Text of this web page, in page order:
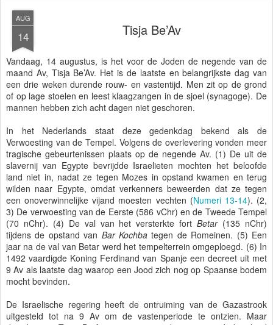
AUG
14 Tisja Be’Av
Vandaag, 14 augustus, is het voor de Joden de negende van de
maand Av, Tisja Be’Av. Het is de laatste en belangrijkste dag van
een drie weken durende rouw- en vastentijd. Men zit op de grond
of op lage stoelen en leest klaagzangen in de sjoel (synagoge). De
mannen hebben zich acht dagen niet geschoren.
In het Nederlands staat deze gedenkdag bekend als de
Verwoesting van de Tempel. Volgens de overlevering vonden meer
tragische gebeurtenissen plaats op de negende Av. (1) De uit de
slavernij van Egypte bevrijdde Israelieten mochten het beloofde
land niet in, nadat ze tegen Mozes in opstand kwamen en terug
wilden naar Egypte, omdat verkenners beweerden dat ze tegen
een onoverwinnelijke vijand moesten vechten (Numeri 13-14). (2,
3) De verwoesting van de Eerste (586 vChr) en de Tweede Tempel
(70 nChr). (4) De val van het versterkte fortBetar(135 nChr)
tijdens de opstand van Bar Kochbategen de Romeinen. (5) Een
jaar na de val van Betar werd het tempelterrein omgeploegd. (6) In
1492 vaardigde Koning Ferdinand van Spanje een decreet uit met
9 Av als laatste dag waarop een Jood zich nog op Spaanse bodem
mocht bevinden.
De Israelische regering heeft de ontruiming van de Gazastrook
uitgesteld tot na 9 Av om de vastenperiode te ontzien. Maar